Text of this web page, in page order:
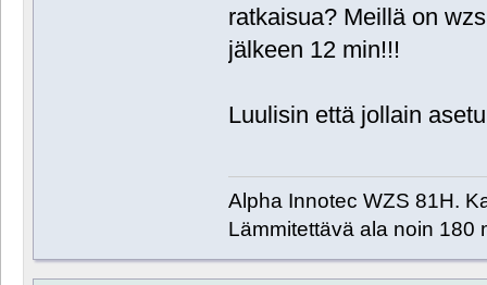
ratkaisua? Meillä on
jälkeen 12 min!!!
Luulisin että jollain
Alpha Innotec WZS 81H.
Lämmitettävä ala noin 180